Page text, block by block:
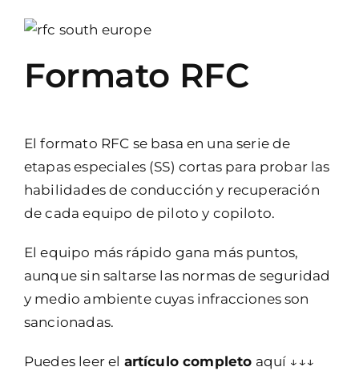
Formato RFC
El formato RFC se basa en una serie de
etapas especiales (SS) cortas para probar las
habilidades de conducción y recuperación
de cada equipo de piloto y copiloto.
El equipo más rápido gana más puntos,
aunque sin saltarse las normas de seguridad
y medio ambiente cuyas infracciones son
sancionadas.
Puedes leer el artículo completo aquí ↓↓↓